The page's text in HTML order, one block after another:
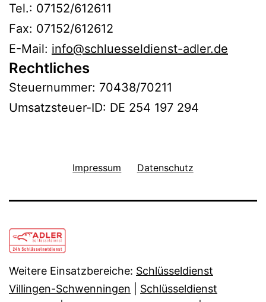
Tel.: 07152/612611
Fax: 07152/612612
E-Mail: info@schluesseldienst-adler.de
Rechtliches
Steuernummer: 70438/70211
Umsatzsteuer-ID: DE 254 197 294
Impressum Datenschutz
Weitere Einsatzbereiche: Schlüsseldienst
Villingen-Schwenningen
Schlüsseldienst